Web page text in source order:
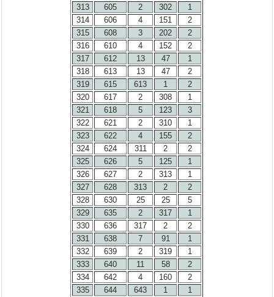
313 605 2 302
1
314
606 4 151
2
315
608 3 202
2
316
610 4 152
2
317
612 13 47
1
318
613 13 47
2
319
615 613 1
2
320
617 2 308
1
321
618 5 123
3
322
621 2 310
1
323
622 4 155
2
324
624 311 2
2
325
626 5 125
1
326
627 2 313
1
327
628 313 2
2
328
630 25 25
5
329
635 2 317
1
330
636 317 2
2
331
638 7 91
1
332
639 2 319
1
333
640 11 58
2
334
642 4 160
2
335
644 643 1
1